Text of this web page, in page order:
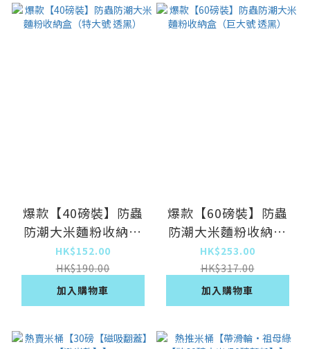
爆款【40磅裝】防蟲
防潮大米麵粉收納盒
（特大號 透黑）
HK$152.00
HK$190.00
加入購物車
爆款【60磅裝】防蟲
防潮大米麵粉收納盒
（巨大號 透黑）
HK$253.00
HK$317.00
加入購物車